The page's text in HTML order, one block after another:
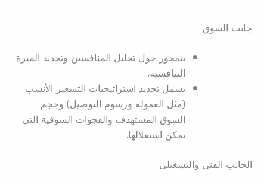
جانب السوق
يتمحور حول تحليل المنافسين وتحديد الميزة
التنافسية.
يشمل تحديد استراتيجيات التسعير الأنسب
(مثل العمولة ورسوم التوصيل) وحجم
السوق المستهدف والفجوات السوقية التي
يمكن استغلالها.
الجانب الفني والتشغيلي